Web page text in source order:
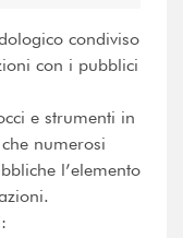
condiviso
con i pubblici
e strumenti in
numerosi
l’elemento